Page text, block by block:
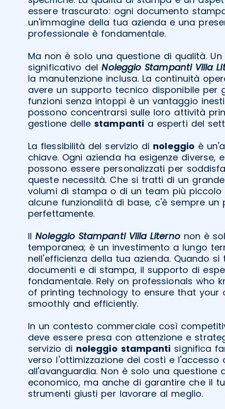
essere trascurato: ogni documento
un'immagine della tua azienda e una
professionale è fondamentale.
Ma non è solo una questione di qualità.
significativo delNoleggio Stampanti Villa
la manutenzione inclusa. La continuità
avere un supporto tecnico disponibile per
funzioni senza intoppi è un vantaggio
possono concentrarsi sulle loro attività
gestione dellestampanti a esperti del
La flessibilità del servizio di noleggio è
chiave. Ogni azienda ha esigenze diverse,
possono essere personalizzati per
queste necessità. Che si tratti di un grande
volumi di stampa o di un team più piccolo
alcune funzionalità di base, c'è sempre
perfettamente.
IlNoleggio Stampanti Villa Liternonon è
temporanea; è un investimento a lungo
nell'efficienza della tua azienda. Quando
documenti e di stampa, il supporto di
fondamentale. Rely on professionals who
of printing technology to ensure that your
smoothly and efficiently.
In un contesto commerciale così
deve essere presa con attenzione e
servizio di noleggio stampanti significa
verso l'ottimizzazione dei costi e l'accesso
all'avanguardia. Non è solo una questione
economico, ma anche di garantire che il
strumenti giusti per lavorare al meglio.